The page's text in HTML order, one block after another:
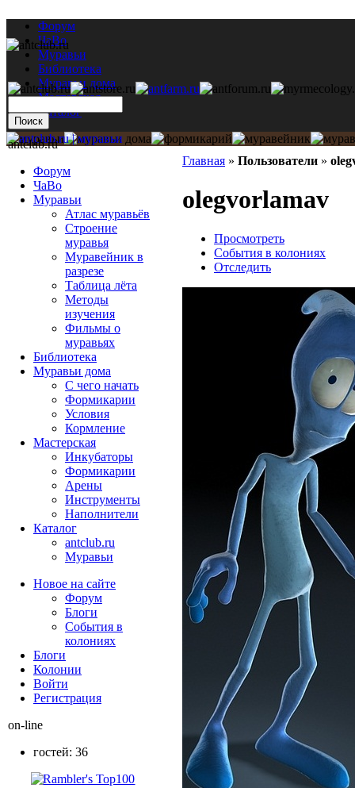
Форум
ЧаВо
Муравьи
Библиотека
Муравьи дома
Мастерская
Каталог
Главная » Пользователи »
olegvorlamav
Просмотреть
События в колониях
Отследить
antclub.ru
Форум
ЧаВо
Муравьи
Атлас муравьёв
Строение
муравья
Муравейник в
разрезе
Таблица лёта
Методы
изучения
Фильмы о
муравьях
Библиотека
Муравьи дома
С чего начать
Формикарии
Условия
Кормление
Мастерская
Инкубаторы
Формикарии
Арены
Инструменты
Наполнители
Каталог
antclub.ru
Муравьи
Новое на сайте
Форум
Блоги
События в
колониях
Блоги
Колонии
Войти
Peгиcтpaция
on-line
гостей: 36